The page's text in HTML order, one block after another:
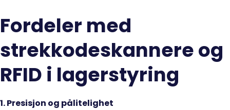
Fordeler med
strekkodeskannere og
RFID i lagerstyring
1. Presisjon og pålitelighet